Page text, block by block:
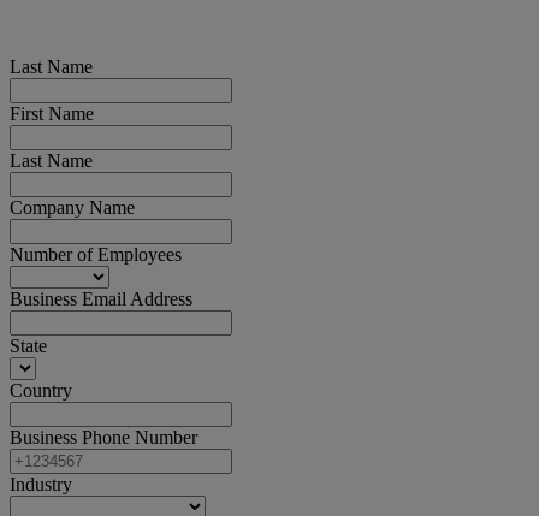
Last Name
First Name
Last Name
Company Name
Number of Employees
Business Email Address
State
Country
Business Phone Number
Industry